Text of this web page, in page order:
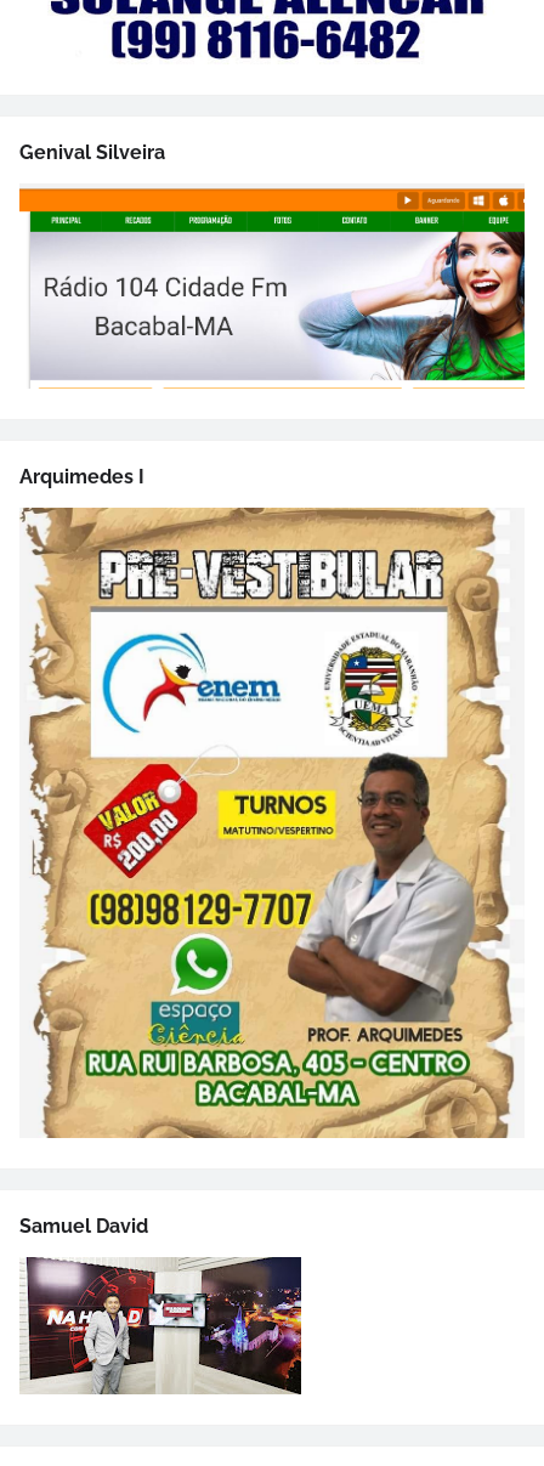
Genival Silveira
Arquimedes I
Samuel David